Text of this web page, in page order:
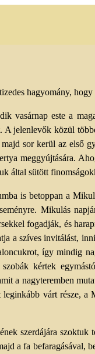
hagyomány,
vasárnap este a
A jelenlevők közül
sor kerül az első
meggyújtására.
által sütött
is betoppan a
Mikulás
fogadják, és
a szíves invitálást,
így mindig
kértek
a nagyteremben
várt része, a
szerdájára
a fa befaragásával,